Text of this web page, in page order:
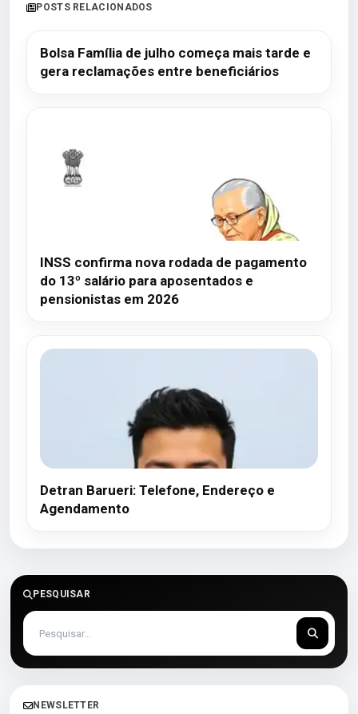
POSTS RELACIONADOS
Bolsa Família de julho começa mais tarde e
gera reclamações entre beneficiários
INSS confirma nova rodada de pagamento
do 13º salário para aposentados e
pensionistas em 2026
Detran Barueri: Telefone, Endereço e
Agendamento
PESQUISAR
NEWSLETTER